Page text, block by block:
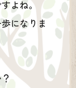
よね。
になりま